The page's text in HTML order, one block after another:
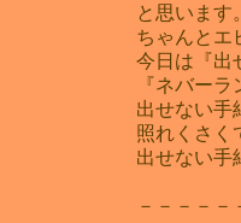
と思います。
ちゃんとエ
今日は『出
『ネバー
出せない手
照れくさく
出せない手
－－－－